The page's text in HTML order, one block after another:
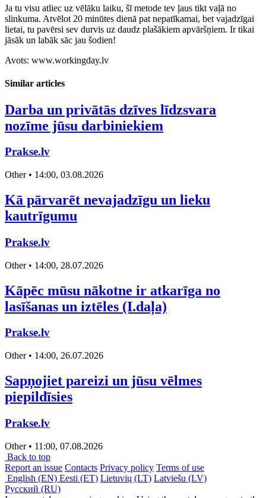
Ja tu visu atliec uz vēlāku laiku, šī metode tev ļaus tikt vaļā no
slinkuma. Atvēlot 20 minūtes dienā pat nepatīkamai, bet vajadzīgai
lietai, tu pavērsi sev durvis uz daudz plašākiem apvāršņiem. Ir tikai
jāsāk un labāk sāc jau šodien!
Avots: www.workingday.lv
Similar articles
Darba un privātās dzīves līdzsvara
nozīme jūsu darbiniekiem
Prakse.lv
Other • 14:00, 03.08.2026
Kā pārvarēt nevajadzīgu un lieku
kautrīgumu
Prakse.lv
Other • 14:00, 28.07.2026
Kāpēc mūsu nākotne ir atkarīga no
lasīšanas un iztēles (I.daļa)
Prakse.lv
Other • 14:00, 26.07.2026
Sapņojiet pareizi un jūsu vēlmes
piepildīsies
Prakse.lv
Other • 11:00, 07.08.2026
Back to top
Report an issue Contacts Privacy policy Terms of use
English (EN) Eesti (ET) Lietuvių (LT) Latviešu (LV)
Русский (RU)